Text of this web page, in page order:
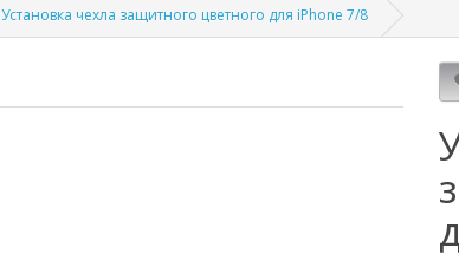
Установка чехла защитного цветного для iPhone 7/8